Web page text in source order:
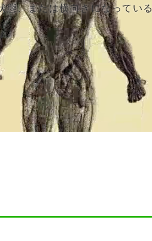
、または横向きになっている